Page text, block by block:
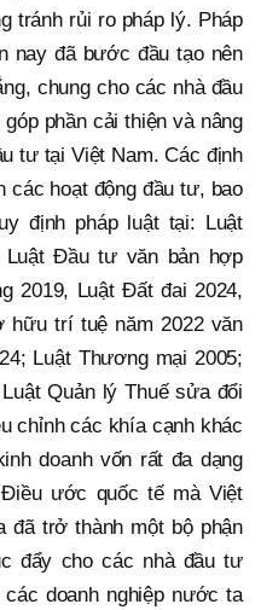
tránh rủi ro pháp lý. Pháp
nay đã bước đầu tạo nên
chung cho các nhà đầu
phần cải thiện và nâng
tư tại Việt Nam. Các định
các hoạt động đầu tư, bao
định pháp luật tại: Luật
Luật Đầu tư văn bản hợp
2019, Luật Đất đai 2024,
hữu trí tuệ năm 2022 văn
Luật Thương mại 2005;
Quản lý Thuế sửa đổi
chỉnh các khía cạnh khác
doanh vốn rất đa dạng
ước quốc tế mà Việt
đã trở thành một bộ phận
đẩy cho các nhà đầu tư
doanh nghiệp nước ta